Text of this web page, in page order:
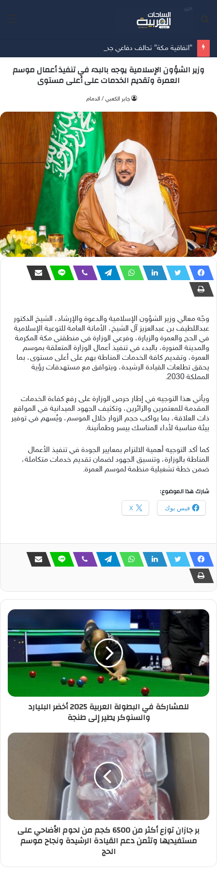
وزير الشؤون الإسلامية يوجه بالبدء في تنفيذ أعمال موسم
العمرة وتقديم الخدمات على أعلى مستوى
جابر الكعبي / الدمام
وجّه معالي وزير الشؤون الإسلامية والدعوة والإرشاد، الشيخ الدكتور
عبداللطيف بن عبدالعزيز آل الشيخ، الأمانة العامة للتوعية الإسلامية
في الحج والعمرة والزيارة، وفرعي الوزارة في منطقتي مكة المكرمة
والمدينة المنورة، بالبدء في تنفيذ أعمال الوزارة المتعلقة بموسم
العمرة، وتقديم كافة الخدمات المناطة بهم على أعلى مستوى، بما
يحقق تطلعات القيادة الرشيدة، ويتوافق مع مستهدفات رؤية
المملكة 2030.
ويأتي هذا التوجيه في إطار حرص الوزارة على رفع كفاءة الخدمات
المقدمة للمعتمرين والزائرين، وتكثيف الجهود الميدانية في المواقع
ذات العلاقة، بما يواكب حجم الزوار خلال الموسم، ويُسهم في توفير
بيئة مناسبة لأداء المناسك بيسر وطمأنينة.
كما أكد التوجيه أهمية الالتزام بمعايير الجودة في تنفيذ الأعمال
المناطة بالوزارة، وتنسيق الجهود لضمان تقديم خدمات متكاملة،
ضمن خطة تشغيلية منظمة لموسم العمرة.
شارك هذا الموضوع:
فيس بوك X
للمشاركة في البطولة العربية 2025 أخضر البليارد
والسنوكر يطير إلى طنجة
بر جازان توزع أكثر من 6500 كجم من لحوم الأضاحي على
مستفيديها وتثمن دعم القيادة الرشيدة ونجاح موسم
الحج